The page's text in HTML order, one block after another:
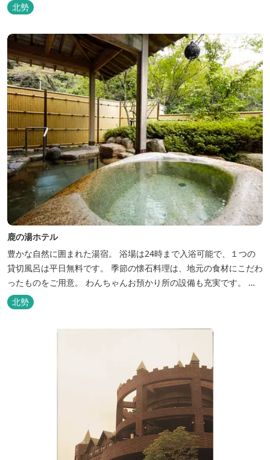
北勢
鹿の湯ホテル
豊かな自然に囲まれた湯宿。 浴場は24時まで入浴可能で、１つの
貸切風呂は平日無料です。 季節の懐石料理は、地元の食材にこだわ
ったものをご用意。 わんちゃんお預かり所の設備も充実です。 女
将手作りのお酢とカモシカソフトが人気です。 お食事処と大浴場の
脱衣所に最新の高機能換気設備を導入いたしました。
北勢